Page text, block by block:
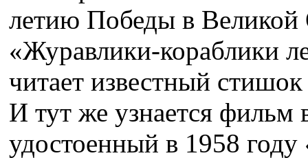
летию Победы в Великой
«Журавлики-кораблики
читает известный
И тут же узнается фильм
удостоенный в 1958